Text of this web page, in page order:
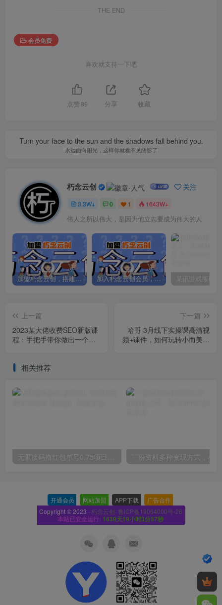
THE END
会员免费
喜欢就支持一下吧
点赞 89 分享 收藏
Turn your face to the sun and the shadows fall behind you.
永远面向阳光，这样你就看不见阴影了
朽念云创 关注
3.3W+ 0 1 1643W+
伟人之所以伟大，是因为他立志要成为伟大的人
加盟朽念云创，搭建同款项目资源站，实现日入2000+ 加入朽念云创会员，全站资源免费学习。
上一篇
2023某大佬收费SEO新版课
程：手把手带你做出一个权
下一篇
哈哥·3月线下实操课高清视
频+课件，如何玩转小而美，
相关推荐
无限接码撸红包单号0.75项目无偿分享给你【揭秘】
开通会员 网站加盟 APP下载 广告合作
Copyright © 2023 · 朽念云创· 鲁ICP备19064000号-26
本站已安全运行: 1639天19小时3分38秒